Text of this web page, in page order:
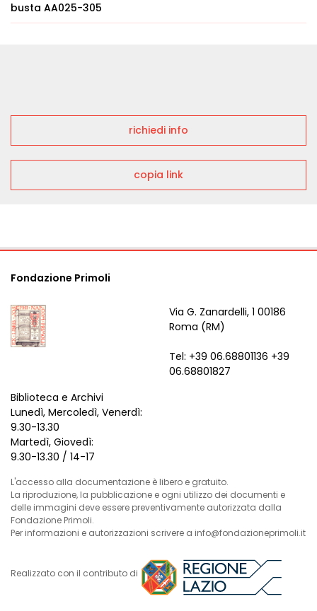
busta AA025-305
richiedi info
copia link
Fondazione Primoli
Via G. Zanardelli, 1 00186
Roma (RM)
Tel: +39 06.68801136 +39
06.68801827
Biblioteca e Archivi
Lunedì, Mercoledì, Venerdì:
9.30-13.30
Martedì, Giovedì:
9.30-13.30 / 14-17
L'accesso alla documentazione è libero e gratuito.
La riproduzione, la pubblicazione e ogni utilizzo dei documenti e
delle immagini deve essere preventivamente autorizzata dalla
Fondazione Primoli.
Per informazioni e autorizzazioni scrivere a info@fondazioneprimoli.it
Realizzato con il contributo di